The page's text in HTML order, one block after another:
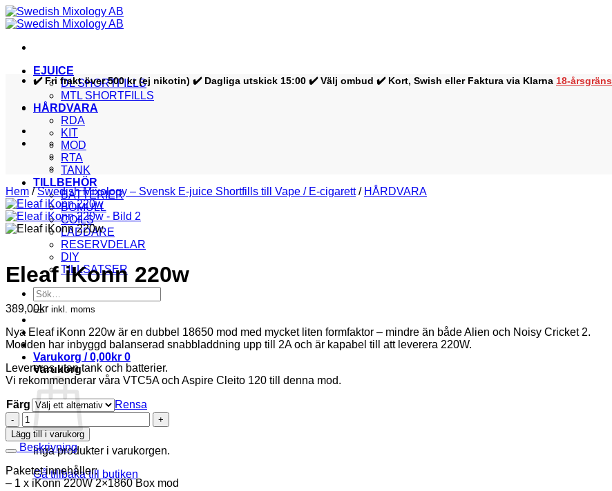
Skip
to
EJUICE
DL SHORTFILLS
MTL SHORTFILLS
HÅRDVARA
RDA
KIT
MOD
RTA
TANK
TILLBEHÖR
BATTERIER
BOMULL
COILS
LADDARE
RESERVDELAR
DIY
TILLSATSER
Sök
efter:
Varukorg /0,00kr 0
Varukorg
Inga produkter i varukorgen.
Gå tillbaka till butiken
✔️ Fri frakt över 500 kr (ej nikotin) ✔️ Dagliga utskick 15:00 ✔️ Välj ombud ✔️ Kort, Swish eller Faktura via Klarna 18-årsgräns
Hem / Swedish Mixology – Svensk E-juice Shortfills till Vape / E-cigarett / HÅRDVARA
Eleaf iKonn 220w
389,00kr inkl. moms
Nya Eleaf iKonn 220w är en dubbel 18650 mod med mycket liten formfaktor – mindre än både Alien och Noisy Cricket 2.
Modden har inbyggd balanserad snabbladdning upp till 2A och är kapabel till att leverera 220W.
Levereras utan tank och batterier.
Vi rekommenderar våra VTC5A och Aspire Cleito 120 till denna mod.
Färg
Rensa
Eleaf
iKonn
220w
mängd
Lägg till i varukorg
Beskrivning
Paketet innehåller:
– 1 x iKonn 220W 2×1860 Box mod